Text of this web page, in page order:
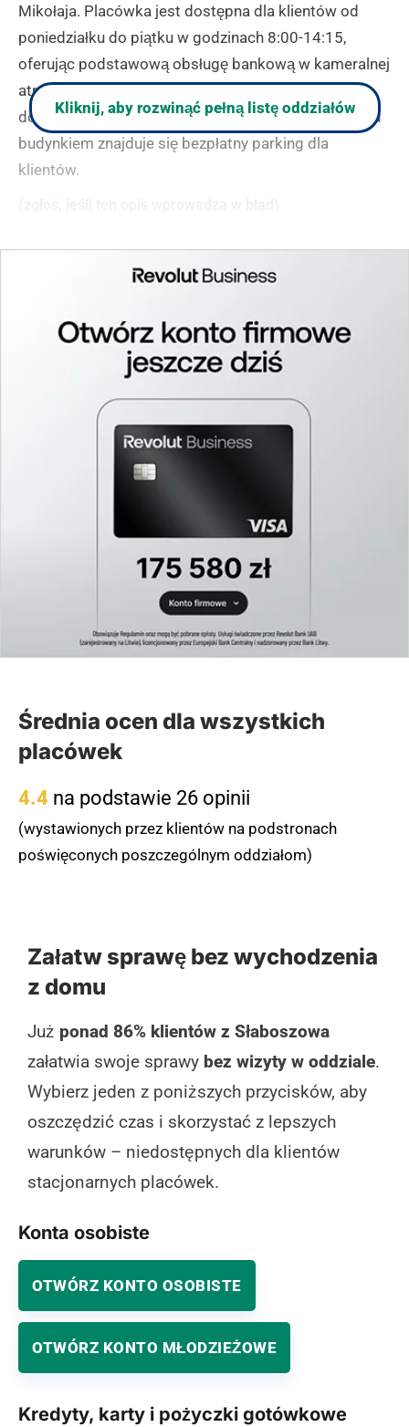
Mikołaja. Placówka jest dostępna dla klientów od
poniedziałku do piątku w godzinach 8:00-14:15,
oferując podstawową obsługę bankową w kameralnej
atmosferze małej miejscowości. Do punktu można
dogodnie dotrzeć drogą wojewódzką nr 783, a przed
budynkiem znajduje się bezpłatny parking dla
klientów.
Kliknij, aby rozwinąć pełną listę oddziałów
Średnia ocen dla wszystkich
placówek
4.4 na podstawie 26 opinii
(wystawionych przez klientów na podstronach
poświęconych poszczególnym oddziałom)
Załatw sprawę bez wychodzenia
z domu
Już ponad 86% klientów z Słaboszowa
załatwia swoje sprawy bez wizyty w oddziale.
Wybierz jeden z poniższych przycisków, aby
oszczędzić czas i skorzystać z lepszych
warunków – niedostępnych dla klientów
stacjonarnych placówek.
Konta osobiste
OTWÓRZ KONTO OSOBISTE
OTWÓRZ KONTO MŁODZIEŻOWE
Kredyty, karty i pożyczki gotówkowe